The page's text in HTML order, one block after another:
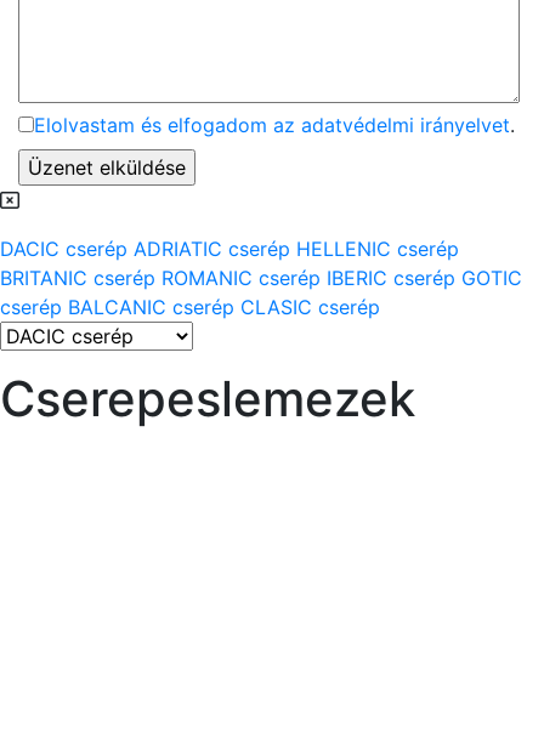
Elolvastam és elfogadom az adatvédelmi irányelvet.
DACIC cserép ADRIATIC cserép HELLENIC cserép
BRITANIC cserép ROMANIC cserép IBERIC cserép GOTIC
cserép BALCANIC cserép CLASIC cserép
Cserepeslemezek